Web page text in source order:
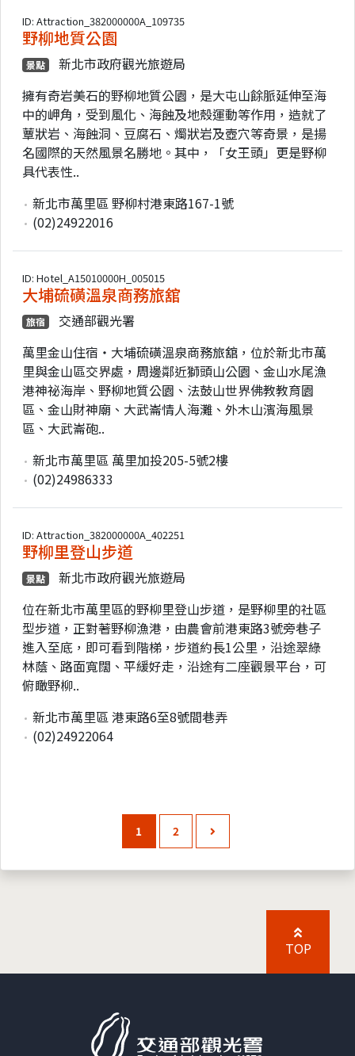
ID: Attraction_382000000A_109735
野柳地質公園
景點
新北市政府觀光旅遊局
擁有奇岩美石的野柳地質公園，是大屯山餘脈延伸至海
中的岬角，受到風化、海蝕及地殼運動等作用，造就了
蕈狀岩、海蝕洞、豆腐石、燭狀岩及壺穴等奇景，是揚
名國際的天然風景名勝地。其中，「女王頭」更是野柳
具代表性..
新北市萬里區 野柳村港東路167-1號
(02)24922016
ID: Hotel_A15010000H_005015
大埔硫磺溫泉商務旅舘
旅宿
交通部觀光署
萬里金山住宿‧大埔硫磺溫泉商務旅舘，位於新北市萬
里與金山區交界處，周邊鄰近獅頭山公園、金山水尾漁
港神祕海岸、野柳地質公園、法鼓山世界佛教教育園
區、金山財神廟、大武崙情人海灘、外木山濱海風景
區、大武崙砲..
新北市萬里區 萬里加投205-5號2樓
(02)24986333
ID: Attraction_382000000A_402251
野柳里登山步道
景點
新北市政府觀光旅遊局
位在新北市萬里區的野柳里登山步道，是野柳里的社區
型步道，正對著野柳漁港，由農會前港東路3號旁巷子
進入至底，即可看到階梯，步道約長1公里，沿途翠綠
林蔭、路面寬闊、平緩好走，沿途有二座觀景平台，可
俯瞰野柳..
新北市萬里區 港東路6至8號間巷弄
(02)24922064
1 2
TOP